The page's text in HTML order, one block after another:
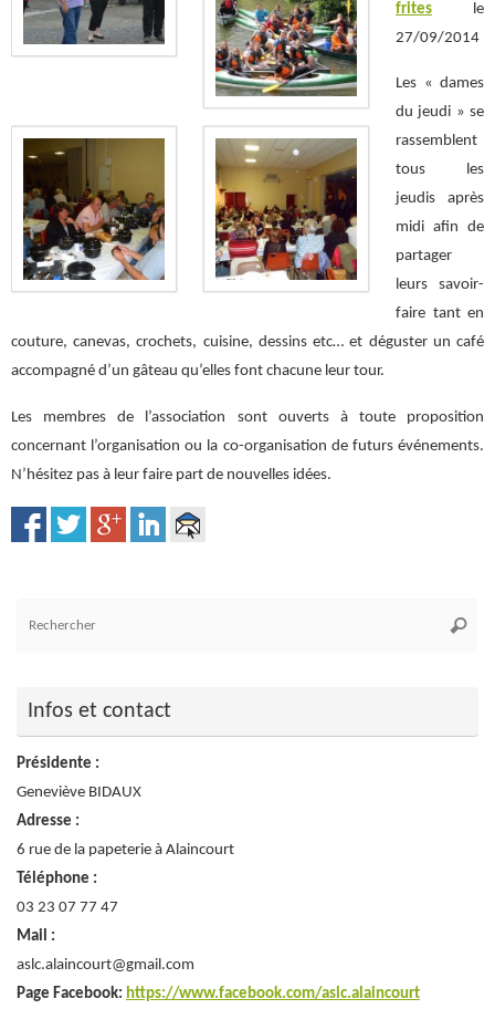
frites le
27/09/2014
Les « dames
du jeudi » se
rassemblent
tous les
jeudis après
midi afin de
partager
leurs savoir-
faire tant en
couture, canevas, crochets, cuisine, dessins etc… et déguster un café
accompagné d’un gâteau qu’elles font chacune leur tour.
Les membres de l’association sont ouverts à toute proposition
concernant l’organisation ou la co-organisation de futurs événements.
N’hésitez pas à leur faire part de nouvelles idées.
Infos et contact
Présidente :
Geneviève BIDAUX
Adresse :
6 rue de la papeterie à Alaincourt
Téléphone :
03 23 07 77 47
Mail :
aslc.alaincourt@gmail.com
Page Facebook: https://www.facebook.com/aslc.alaincourt